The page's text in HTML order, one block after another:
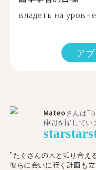
владеть на
ア
Mateo さんは
仲間を探してい
starstar
"たくさんの人と知り合え
彼らに会いに行く計画も